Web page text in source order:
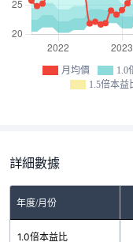
月均價 1.0
1.5倍本益
詳細數據
年度/月份
1.0倍本益比